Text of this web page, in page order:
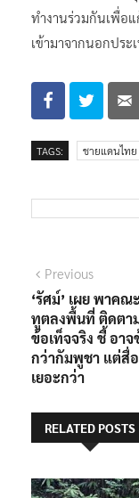
สหรัฐฯ ระบุว่า แน่
ตกลงที่แข็งแกร่งที่
เข้ามาจากนอกประ
แนะแนว
เรื่อง
PreviousPrevious
post:
‘รัศม์’ เผย พาคณ
ทูตลงพื้นที่ ติดตาม
ข้อเท็จจริง ชี้ อาจช้
เยอะกว่า